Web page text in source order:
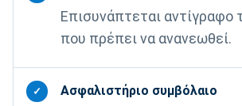
Επισυνάπτεται αντίγραφο
που πρέπει να ανανεωθεί.
✓ Ασφαλιστήριο συµβόλαιο